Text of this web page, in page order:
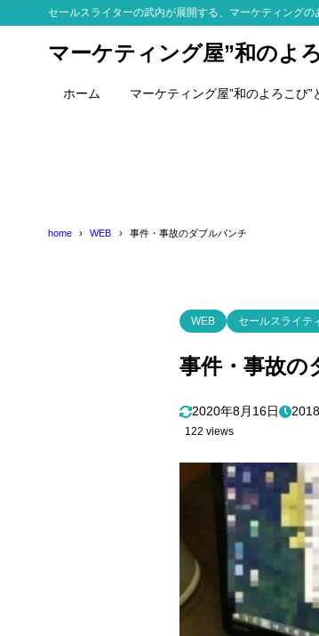
セールスライターの武内が展開する、マーケティングの
マーケティング屋”和のよ
ホーム マーケティング屋”和のよろこび”
home WEB 事件・事故のダブルパンチ
WEB セールスライテ
事件・事故の
2020年8月16日
122 views